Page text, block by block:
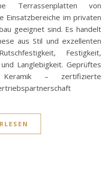
Terrassenplatten von
Einsatzbereiche im privaten
geeignet sind. Es handelt
aus Stil und exzellenten
Festigkeit,
Langlebigkeit. Geprüftes
– zertifizierte